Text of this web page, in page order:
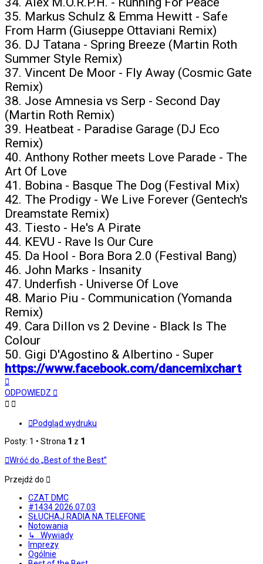
35. Markus Schulz & Emma Hewitt - Safe
From Harm (Giuseppe Ottaviani Remix)
36. DJ Tatana - Spring Breeze (Martin Roth
Summer Style Remix)
37. Vincent De Moor - Fly Away (Cosmic Gate
Remix)
38. Jose Amnesia vs Serp - Second Day
(Martin Roth Remix)
39. Heatbeat - Paradise Garage (DJ Eco
Remix)
40. Anthony Rother meets Love Parade - The
Art Of Love
41. Bobina - Basque The Dog (Festival Mix)
42. The Prodigy - We Live Forever (Gentech's
Dreamstate Remix)
43. Tiesto - He's A Pirate
44. KEVU - Rave Is Our Cure
45. Da Hool - Bora Bora 2.0 (Festival Bang)
46. John Marks - Insanity
47. Underfish - Universe Of Love
48. Mario Piu - Communication (Yomanda
Remix)
49. Cara Dillon vs 2 Devine - Black Is The
Colour
50. Gigi D'Agostino & Albertino - Super
https://www.facebook.com/dancemixchart
górę
ODPOWIEDZ
Podgląd wydruku
Posty: 1 • Strona 1 z 1
Wróć do „Best of the Best”
Przejdź do
CZAT DMC
#1434 2026.07.03
SŁUCHAJ RADIA NA TELEFONIE
Notowania
↳ Wywiady
Imprezy
Ogólnie